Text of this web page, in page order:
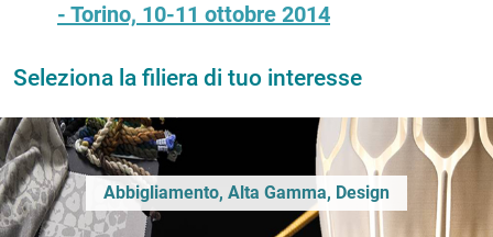
- Torino, 10-11 ottobre 2014
Seleziona la filiera di tuo interesse
Abbigliamento, Alta Gamma, Design